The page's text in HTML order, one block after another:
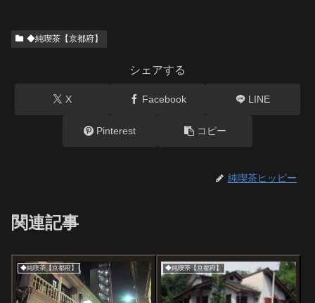
◆純喫茶【京都府】
シェアする
X Facebook LINE
Pinterest コピー
純喫茶ヒッピー
関連記事
◆純喫茶【京都府】 ◆純喫茶【京都府】